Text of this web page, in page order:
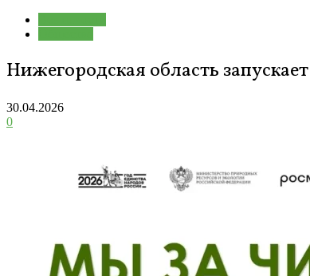
Нижегородская область
30.04.2026
0